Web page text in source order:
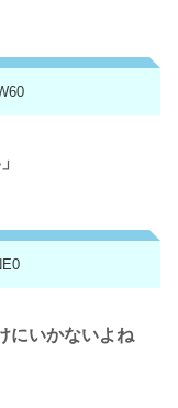
にいかないよね